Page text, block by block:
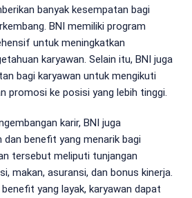
banyak kesempatan bagi
BNI memiliki program
untuk meningkatkan
karyawan. Selain itu, BNI juga
bagi karyawan untuk mengikuti
promosi ke posisi yang lebih tinggi.
karir, BNI juga
benefit yang menarik bagi
tersebut meliputi tunjangan
makan, asuransi, dan bonus kinerja.
yang layak, karyawan dapat